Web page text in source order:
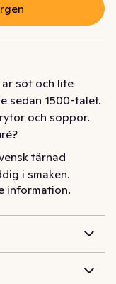
söt och lite
sedan 1500-talet.
och soppor.
tärnad
i smaken.
därefter till
samt
den passar
information.